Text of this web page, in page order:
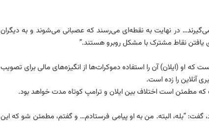
در نهایت به نقطه‌ای می‌رسند که عصبانی می‌شوند و به دیگران
یافتن نقاط مشترک با مشکل روبرو هستند.”
او (ایلان) آن را استفاده دموکرات‌ها از انگیزه‌های مالی برای تصویب
آنلاین را زده است.
مطمئن است اختلاف بین ایلان و ترامپ کوتاه مدت خواهد بود.
گفت: “بله، البته. من به او پیامی فرستادم… و گفتم، مطمئن شو که این